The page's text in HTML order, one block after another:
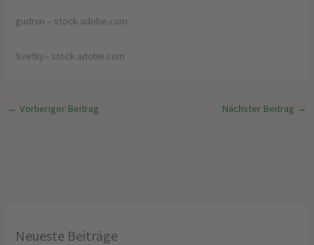
gudrun – stock.adobe.com
Svetliy– stock.adobe.com
← Vorheriger Beitrag Nächster Beitrag →
Neueste Beiträge